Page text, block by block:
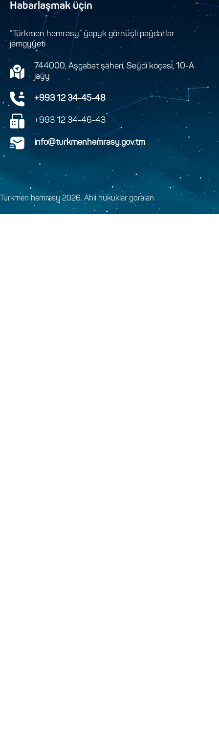
Habarlaşmak üçin
“Türkmen hemrasy” ýapyk görnüşli paýdarlar
jemgyýeti
744000, Aşgabat şäheri, Seýdi köçesi, 10-A
jaýy
+993 12 34-45-48
+993 12 34-46-43
info@turkmenhemrasy.gov.tm
Türkmen hemrasy 2026. Ähli hukuklar goralan